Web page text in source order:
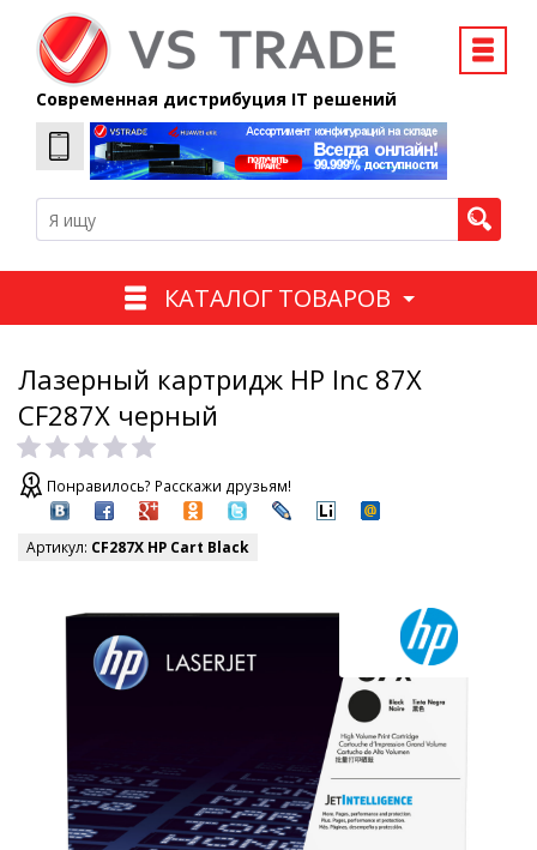
Современная дистрибуция IT решений
КАТАЛОГ ТОВАРОВ
Лазерный картридж HP Inc 87X
CF287X черный
Понравилось? Расскажи друзьям!
Артикул: CF287X HP Cart Black